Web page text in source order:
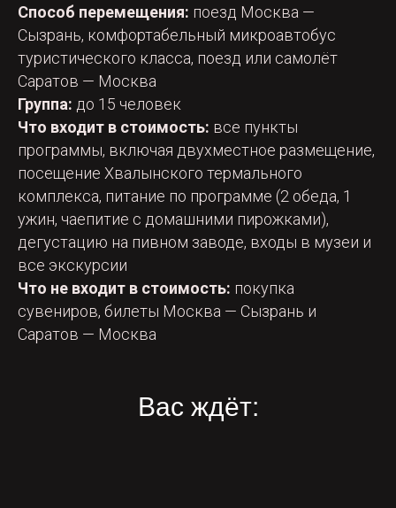
Способ перемещения: поезд Москва —
Сызрань, комфортабельный микроавтобус
туристического класса, поезд или самолёт
Саратов — Москва
Группа: до 15 человек
Что входит в стоимость: все пункты
программы, включая двухместное размещение,
посещение Хвалынского термального
комплекса, питание по программе (2 обеда, 1
ужин, чаепитие с домашними пирожками),
дегустацию на пивном заводе, входы в музеи и
все экскурсии
Что не входит в стоимость: покупка
сувениров, билеты Москва — Сызрань и
Саратов — Москва
Вас ждёт: